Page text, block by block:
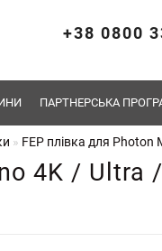
+38 0800
ПАРТНЕРСЬКА
FEP плівка для
4K / Ultra